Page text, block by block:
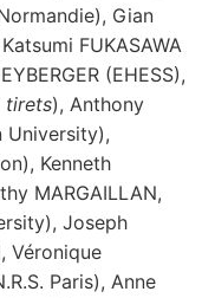
Gian
FUKASAWA
(EHESS),
tirets), Anthony
University),
Kenneth
MARGAILLAN,
Joseph
Véronique
Paris), Anne